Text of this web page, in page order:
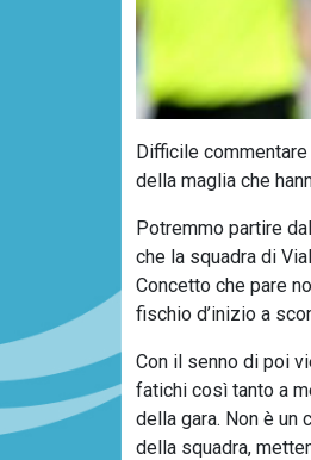
Difficile
della maglia che
Potremmo partire
che la squadra di
Concetto che pare
fischio d’inizio a
Con il senno di poi
fatichi così tanto a
della gara. Non è un
della squadra,